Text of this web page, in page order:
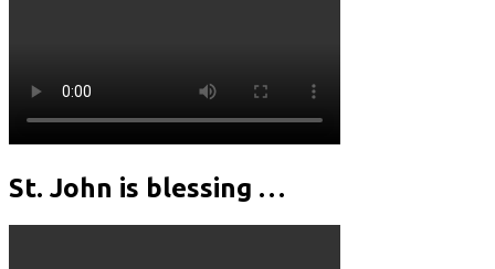
St. John is blessing …